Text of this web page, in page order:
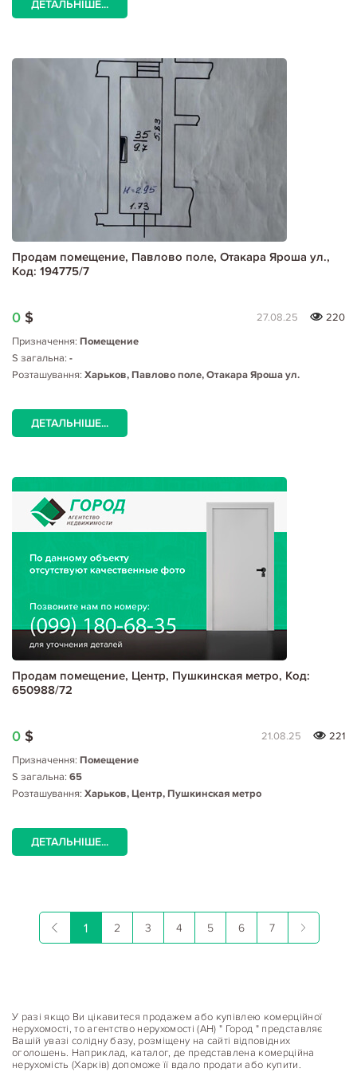
ДЕТАЛЬНІШЕ...
Продам помещение, Павлово поле, Отакара Яроша ул.,
Код: 194775/7
0 $ 27.08.25
220
Призначення: Помещение
S загальна: -
Розташування: Харьков, Павлово поле, Отакара Яроша ул.
ДЕТАЛЬНІШЕ...
Продам помещение, Центр, Пушкинская метро, Код:
650988/72
0 $ 21.08.25
221
Призначення: Помещение
S загальна: 65
Розташування: Харьков, Центр, Пушкинская метро
ДЕТАЛЬНІШЕ...
1 2 3 4 5 6 7
У разі якщо Ви цікавитеся продажем або купівлею комерційної
нерухомості, то агентство нерухомості (АН) " Город " представляє
Вашій увазі солідну базу, розміщену на сайті відповідних
оголошень. Наприклад, каталог, де представлена комерційна
нерухомість (Харків) допоможе її вдало продати або купити.